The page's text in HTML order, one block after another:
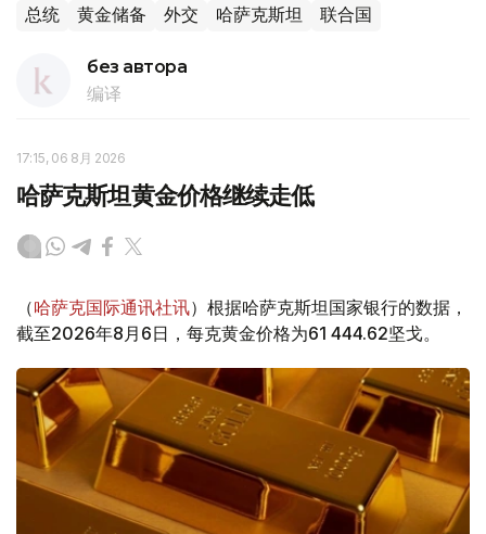
总统 黄金储备 外交 哈萨克斯坦 联合国
без автора
编译
17:15, 06 8月 2026
哈萨克斯坦黄金价格继续走低
（哈萨克国际通讯社讯）根据哈萨克斯坦国家银行的数据，
截至2026年8月6日，每克黄金价格为61 444.62坚戈。